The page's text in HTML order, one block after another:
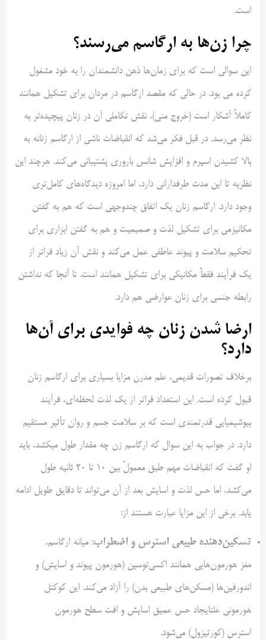
است.
چرا زن‌ها به ارگاسم می‌رسند؟
این سوالی است که برای زمان‌ها ذهن دانشمندان را به خود مشغول
کرده می بود. در حالی که مقصد ارگاسم در مردان برای تشکیل همانند
کاملاً آشکار است (خروج منی)، نقش تکاملی آن در زنان پیچیده‌تر به
نظر می‌رسد. در قبل فکر می‌شد که انقباضات ناشی از ارگاسم زنانه به
بالا کشیدن اسپرم و افزایش شانس باروری پشتیبانی می‌کند. هرچند این
نظریه تا این مدت طرفدارانی دارد، اما امروزه دیدگاه‌های کامل‌تری
وجود دارد. ارگاسم زنان یک اتفاق چندوجهی است که هم به گفتن
مکانیزمی برای تشکیل لذت و صمیمیت و هم به گفتن ابزاری برای
تحکیم سلامت و پیوند عاطفی عمل می‌کند و نقش آن زیاد فراتر از
یک فرآیند فقطً مکانیکی برای تشکیل همانند است. تا آنجا که نداشتن
رابطه جنسی برای زنان عوارضی هم دارد.
ارضا شدن زنان چه فوایدی برای آن‌ها
دارد؟
برخلاف تصورات قدیمی، علم مدرن مزایا بسیاری برای ارگاسم زنان
قبول کرده است. این استعداد فراتر از یک لذت لحظه‌ای، فرآیند
بیوشیمیایی قدرتمندی است که بر سلامت جسم و روان تأثیر مستقیم
دارد. در جواب به این سوال که ارگاسم زن چه مقدار طول میکشد، باید
او گفت که انقباضات مهم طبق معمولً بین ۱۰ تا ۲۰ ثانیه طول
می‌کشد، اما حس لذت و اسایش بعد از آن می‌تواند تا دقایق طویل ادامه
یابد. برخی از این مزایا عبارت هستند از:
تسکین‌دهنده طبیعی استرس و اضطراب: میانه ارگاسم،
مغز هورمون‌هایی همانند اکسی‌توسین (هورمون پیوند و اسایش) و
اندورفین‌ها (مسکن‌های طبیعی بدن) را آزاد می‌کند. این کوکتل
هورمونی علتایجاد حس عمیق اسایش و افت سطح هورمون
استرس (کورتیزول) می‌شود.